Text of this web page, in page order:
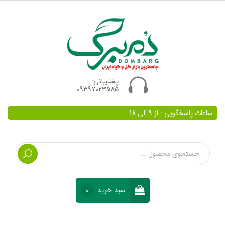
پشتیبانی:
09397023585
ساعات پاسخگویی : از 9 الی 18
سبد خرید 0